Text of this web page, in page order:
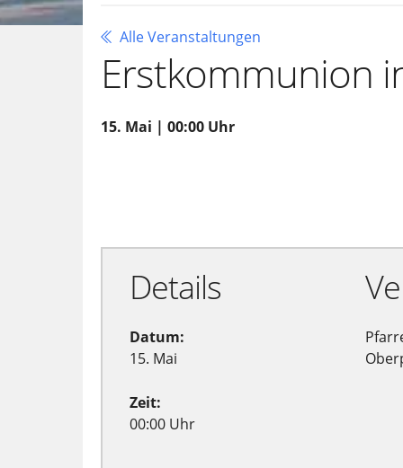
Alle Veranstaltungen
Erstkommunion
15. Mai | 00:00 Uhr
Details
Datum:
15. Mai
Zeit:
00:00 Uhr